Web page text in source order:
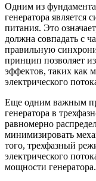
Одним из
генератора является
питания. Это
должна совпадать с
правильную
принцип позволяет
эффектов, таких как
электрического
Еще одним важным
генератора в
равномерно
минимизировать
того, трехфазный
электрического
мощности генератора.